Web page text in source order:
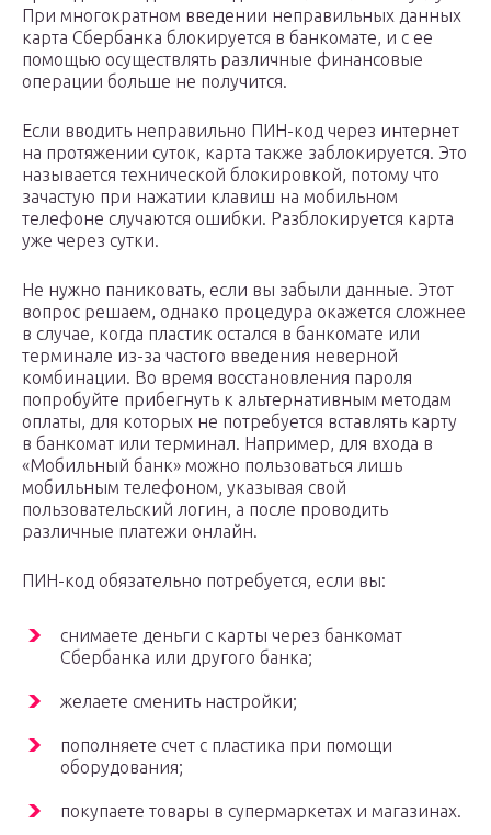
При многократном введении неправильных данных
карта Сбербанка блокируется в банкомате, и с ее
помощью осуществлять различные финансовые
операции больше не получится.
Если вводить неправильно ПИН-код через интернет
на протяжении суток, карта также заблокируется. Это
называется технической блокировкой, потому что
зачастую при нажатии клавиш на мобильном
телефоне случаются ошибки. Разблокируется карта
уже через сутки.
Не нужно паниковать, если вы забыли данные. Этот
вопрос решаем, однако процедура окажется сложнее
в случае, когда пластик остался в банкомате или
терминале из-за частого введения неверной
комбинации. Во время восстановления пароля
попробуйте прибегнуть к альтернативным методам
оплаты, для которых не потребуется вставлять карту
в банкомат или терминал. Например, для входа в
«Мобильный банк» можно пользоваться лишь
мобильным телефоном, указывая свой
пользовательский логин, а после проводить
различные платежи онлайн.
ПИН-код обязательно потребуется, если вы:
снимаете деньги с карты через банкомат
Сбербанка или другого банка;
желаете сменить настройки;
пополняете счет с пластика при помощи
оборудования;
покупаете товары в супермаркетах и магазинах.